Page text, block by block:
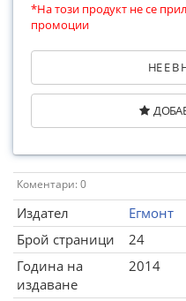
*На този продукт не се
промоции
НЕ Е В
Коментари: 0
Издател
Егмонт
Брой страници
24
Година на
издаване
2014